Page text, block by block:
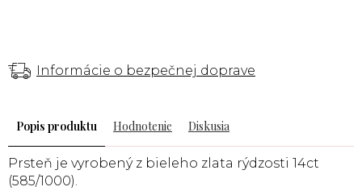
Informácie o bezpečnej doprave
Popis Hodnotenie Diskusia
Prsteň je vyrobený z bieleho zlata rýdzosti 14ct
(585/1000).